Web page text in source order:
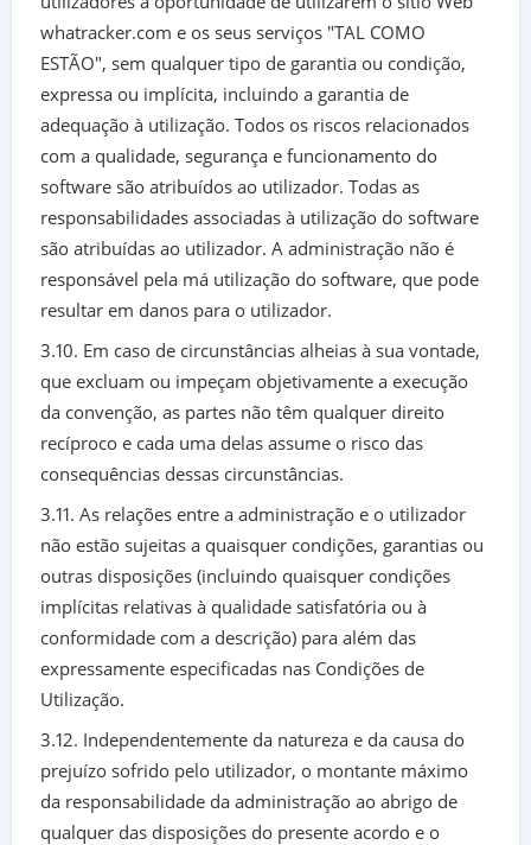
whatracker.com e os seus serviços "TAL COMO
ESTÃO", sem qualquer tipo de garantia ou condição,
expressa ou implícita, incluindo a garantia de
adequação à utilização. Todos os riscos relacionados
com a qualidade, segurança e funcionamento do
software são atribuídos ao utilizador. Todas as
responsabilidades associadas à utilização do software
são atribuídas ao utilizador. A administração não é
responsável pela má utilização do software, que pode
resultar em danos para o utilizador.
3.10. Em caso de circunstâncias alheias à sua vontade,
que excluam ou impeçam objetivamente a execução
da convenção, as partes não têm qualquer direito
recíproco e cada uma delas assume o risco das
consequências dessas circunstâncias.
3.11. As relações entre a administração e o utilizador
não estão sujeitas a quaisquer condições, garantias ou
outras disposições (incluindo quaisquer condições
implícitas relativas à qualidade satisfatória ou à
conformidade com a descrição) para além das
expressamente especificadas nas Condições de
Utilização.
3.12. Independentemente da natureza e da causa do
prejuízo sofrido pelo utilizador, o montante máximo
da responsabilidade da administração ao abrigo de
qualquer das disposições do presente acordo e o